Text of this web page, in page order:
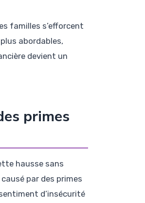
familles s’efforcent
abordables,
devient un
primes
hausse sans
par des primes
d’insécurité